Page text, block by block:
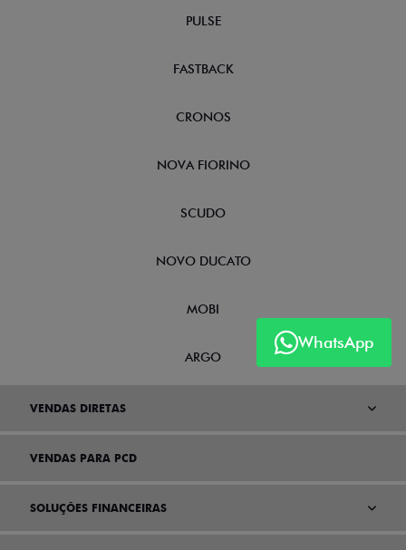
WhatsApp
PULSE
FASTBACK
CRONOS
NOVA FIORINO
SCUDO
NOVO DUCATO
MOBI
ARGO
VENDAS DIRETAS
VENDAS PARA PCD
SOLUÇÕES FINANCEIRAS